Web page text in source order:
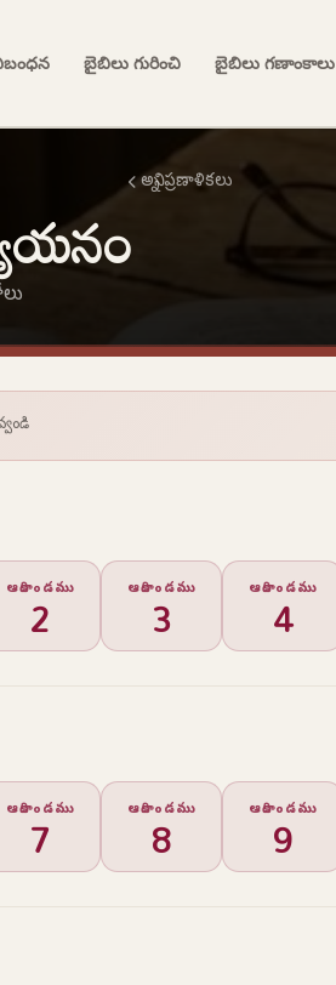
బైబిలు గురించి బైబిలు గణాంకాలు
అన్ని ప్రణాళికలు
ఆదికాండము
2 ఆదికాండము
3 ఆదికాండము
4
ఆదికాండము
7 ఆదికాండము
8 ఆదికాండము
9